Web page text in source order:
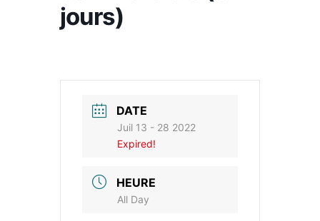
jours)
DATE
Juil 13 - 28 2022
Expired!
HEURE
All Day